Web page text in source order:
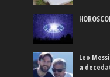
Leo
a